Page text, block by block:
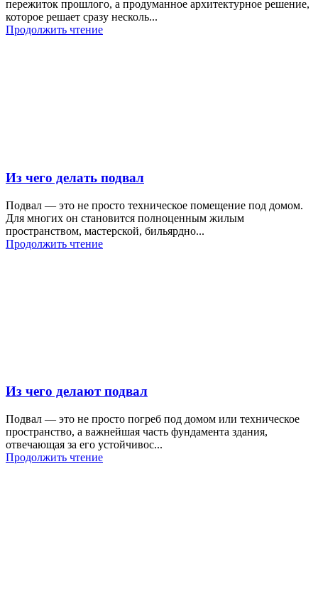
пережиток прошлого, а продуманное архитектурное решение,
которое решает сразу несколь...
Продолжить чтение
Из чего делать подвал
Подвал — это не просто техническое помещение под домом.
Для многих он становится полноценным жилым
пространством, мастерской, бильярдно...
Продолжить чтение
Из чего делают подвал
Подвал — это не просто погреб под домом или техническое
пространство, а важнейшая часть фундамента здания,
отвечающая за его устойчивос...
Продолжить чтение